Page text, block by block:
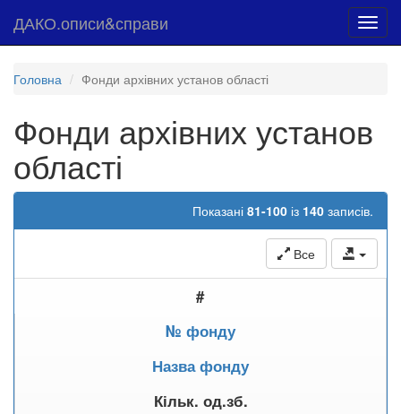
ДАКО.описи&справи
Головна Фонди архівних установ області
Фонди архівних установ
області
Показані 81-100 із 140 записів.
Все
#
№ фонду
Назва фонду
Кільк. од.зб.